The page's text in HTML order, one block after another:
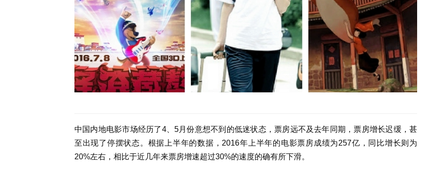
中国内地电影市场经历了4、5月份意想不到的低迷状态，票房远不及去年同期，票房增长迟缓，甚
至出现了停摆状态。根据上半年的数据，2016年上半年的电影票房成绩为257亿，同比增长则为
20%左右，相比于近几年来票房增速超过30%的速度的确有所下滑。